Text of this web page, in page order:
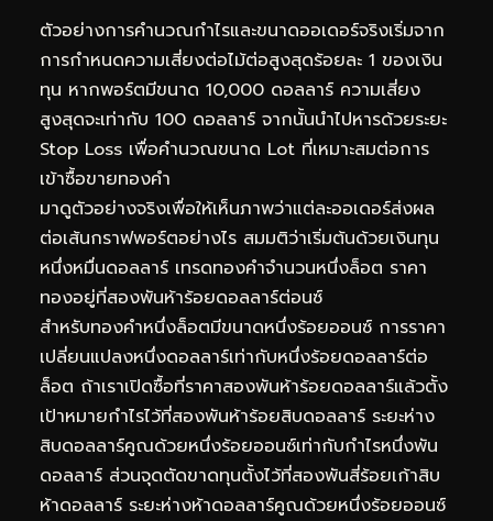
ตัวอย่างการคำนวณกำไรและขนาดออเดอร์จริงเริ่มจาก
การกำหนดความเสี่ยงต่อไม้ต่อสูงสุดร้อยละ 1 ของเงิน
ทุน หากพอร์ตมีขนาด 10,000 ดอลลาร์ ความเสี่ยง
สูงสุดจะเท่ากับ 100 ดอลลาร์ จากนั้นนำไปหารด้วยระยะ
Stop Loss เพื่อคำนวณขนาด Lot ที่เหมาะสมต่อการ
เข้าซื้อขายทองคำ
มาดูตัวอย่างจริงเพื่อให้เห็นภาพว่าแต่ละออเดอร์ส่งผล
ต่อเส้นกราฟพอร์ตอย่างไร สมมติว่าเริ่มต้นด้วยเงินทุน
หนึ่งหมื่นดอลลาร์ เทรดทองคำจำนวนหนึ่งล็อต ราคา
ทองอยู่ที่สองพันห้าร้อยดอลลาร์ต่อนซ์
สำหรับทองคำหนึ่งล็อตมีขนาดหนึ่งร้อยออนซ์ การราคา
เปลี่ยนแปลงหนึ่งดอลลาร์เท่ากับหนึ่งร้อยดอลลาร์ต่อ
ล็อต ถ้าเราเปิดซื้อที่ราคาสองพันห้าร้อยดอลลาร์แล้วตั้ง
เป้าหมายกำไรไว้ที่สองพันห้าร้อยสิบดอลลาร์ ระยะห่าง
สิบดอลลาร์คูณด้วยหนึ่งร้อยออนซ์เท่ากับกำไรหนึ่งพัน
ดอลลาร์ ส่วนจุดตัดขาดทุนตั้งไว้ที่สองพันสี่ร้อยเก้าสิบ
ห้าดอลลาร์ ระยะห่างห้าดอลลาร์คูณด้วยหนึ่งร้อยออนซ์